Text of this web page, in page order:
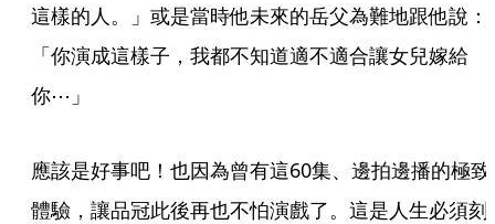
這樣的人。」或是當時他未來的岳父為難地跟他說：
「你演成這樣子，我都不知道適不適合讓女兒嫁給
你⋯」
應該是好事吧！也因為曾有這60集、邊拍邊播的極致
體驗，讓品冠此後再也不怕演戲了。這是人生必須刻